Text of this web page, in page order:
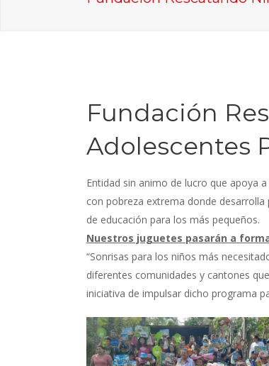
Fundación
Adolescentes
Entidad sin animo de lucro que apoya
con pobreza extrema donde
de educación para los más pequeños.
Nuestros juguetes pasarán a
“Sonrisas para los niños más
diferentes comunidades y cantones
iniciativa de impulsar dicho programa